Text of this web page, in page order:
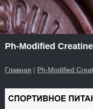
Ph-Modified
Главная | Ph-Modified